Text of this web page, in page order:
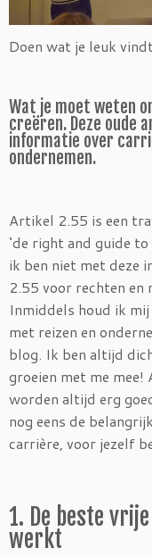
Doen wat je leuk
Wat je moet weten
creëren. Deze oude
informatie over
ondernemen.
Artikel 2.55 is een
‘de right and guide
ik ben niet met deze
2.55 voor rechten en
Inmiddels houd ik
met reizen en
blog. Ik ben altijd
groeien met me
worden altijd erg
nog eens de
carrière, voor jezelf
1. De beste
werkt